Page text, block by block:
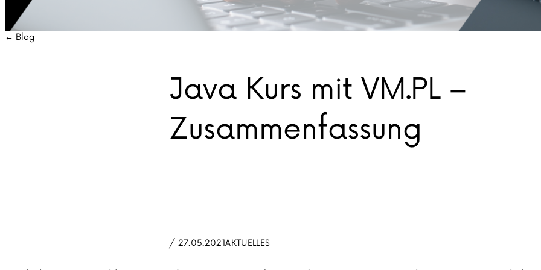
← Blog
Java Kurs mit VM.PL –
Zusammenfassung
/ 27.05.2021AKTUELLES